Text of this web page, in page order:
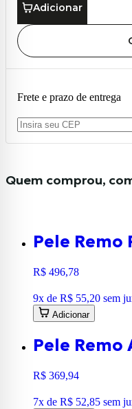
Adicionar
Frete e prazo de entrega
Quem comprou,
Pele
R$ 496,78
9x de R$ 55,20 sem
Adicionar
Pele Remo
R$ 369,94
7x de R$ 52,85 sem